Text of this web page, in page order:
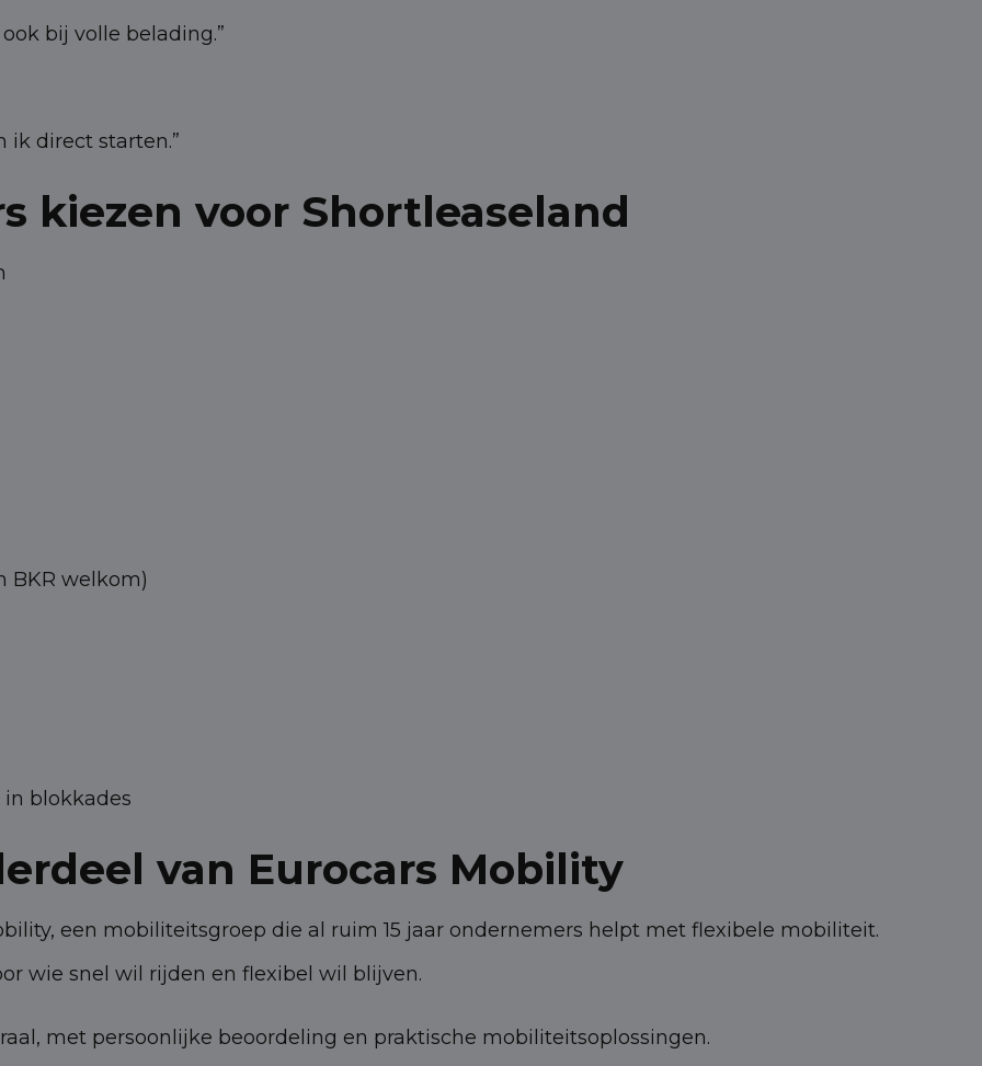
bij volle belading.”
ik direct starten.”
kiezen voor Shortleaseland
BKR welkom)
in blokkades
van Eurocars Mobility
een mobiliteitsgroep die al ruim 15 jaar ondernemers helpt met flexibele mobiliteit.
wie snel wil rijden en flexibel wil blijven.
met persoonlijke beoordeling en praktische mobiliteitsoplossingen.